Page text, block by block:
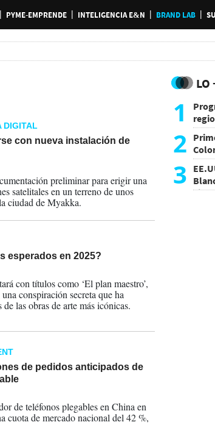
PYME-EMPRENDE INTELIGENCIA E&N BRAND LAB
DIGITAL
con nueva instalación de
preliminar para erigir una
satelitales en un terreno de unos
ciudad de Myakka.
esperados en 2025?
con títulos como ‘El plan maestro’,
conspiración secreta que ha
las obras de arte más icónicas.
de pedidos anticipados de
de teléfonos plegables en China en
cuota de mercado nacional del 42 %,
LO
1
de
2
de
3